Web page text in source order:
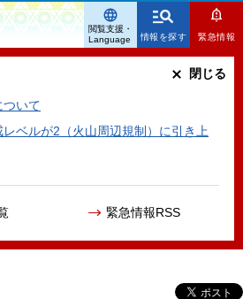
情報を探す 緊急情報
ついて
ベルが2（火山周辺規制）に引き上
緊急情報RSS
閉じる
閲覧支援・
Language